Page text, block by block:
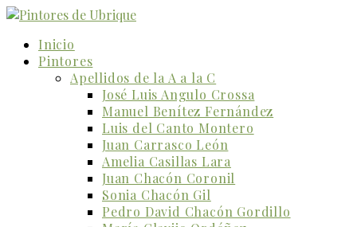
Inicio
Pintores
Apellidos de la A a la C
José Luis Angulo Crossa
Manuel Benítez Fernández
Luis del Canto Montero
Juan Carrasco León
Amelia Casillas Lara
Juan Chacón Coronil
Sonia Chacón Gil
Pedro David Chacón Gordillo